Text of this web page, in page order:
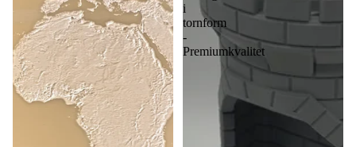
i
tornform
-
Premiumkvalitet